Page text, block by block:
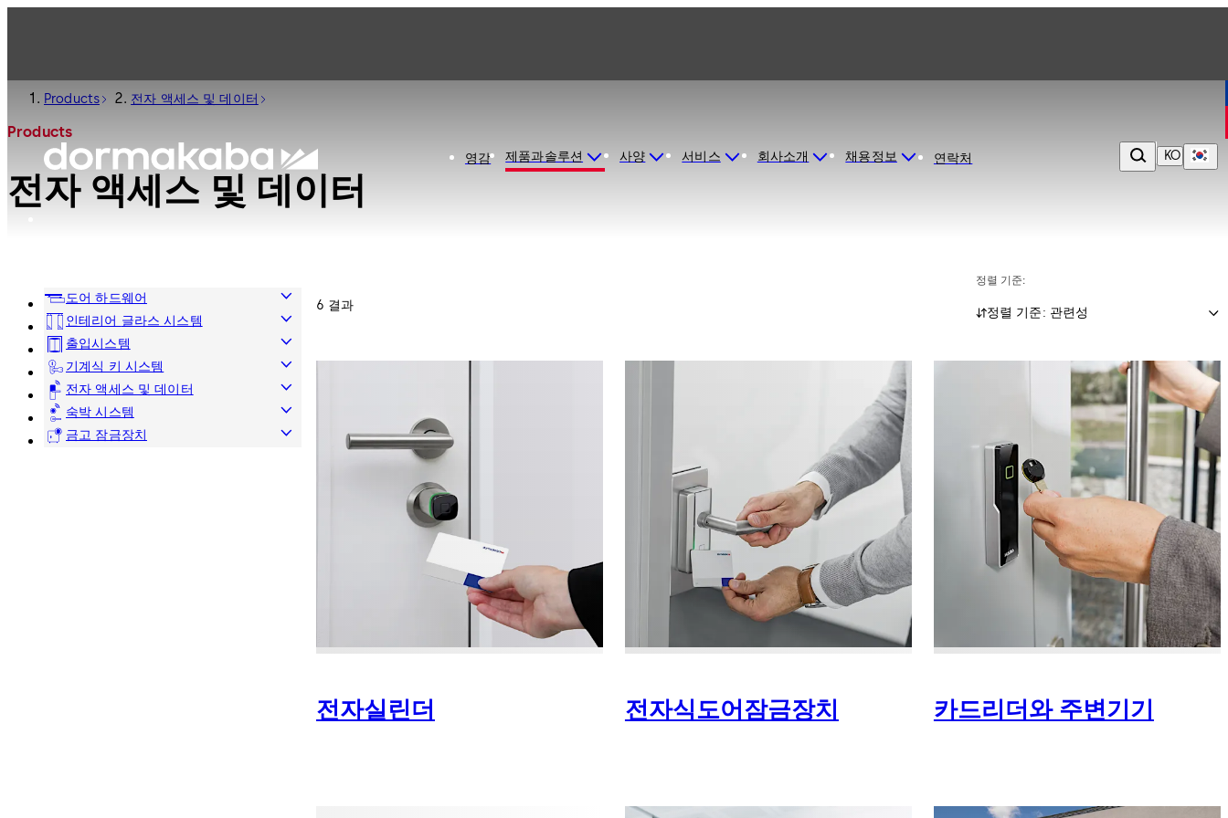
영감 제품과솔루션 사양 서비스 회사소개 채용정보 연락처 KO
Products 전자 액세스 및 데이터
Products
전자 액세스 및 데이터
도어 하드웨어
인테리어 글라스 시스템
출입시스템
기계식 키 시스템
전자 액세스 및 데이터
숙박 시스템
금고 잠금장치
정렬 기준:
정렬 기준: 관련성
6 결과
전자실린더 전자식도어잠금장치 카드리더와 주변기기